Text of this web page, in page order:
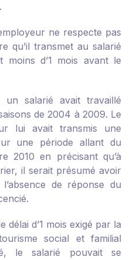
ne respecte pas
qu’il transmet au salarié
d’1 mois avant le
un salarié avait travaillé
de 2004 à 2009. Le
lui avait transmis une
une période allant du
2010 en précisant qu’à
il serait présumé avoir
de réponse du
délai d’1 mois exigé par la
social et familial
le salarié pouvait se